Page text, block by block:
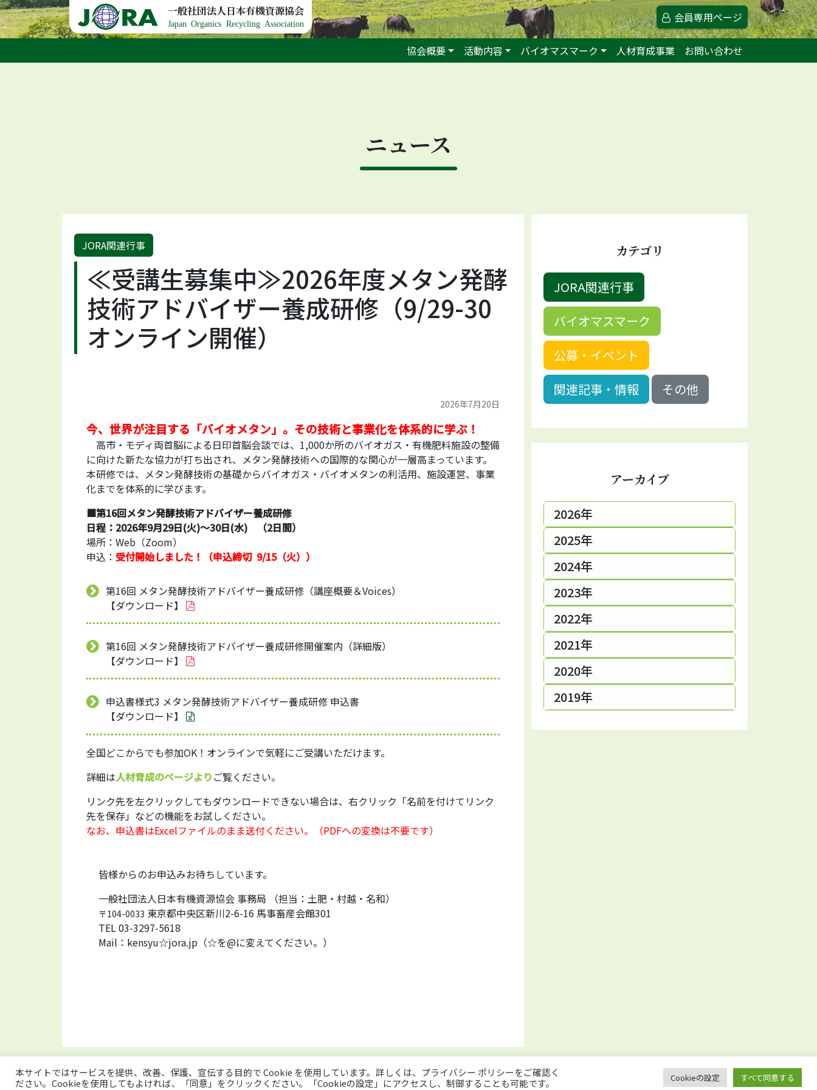
Skip to content 一般社団法人日本有機資源協会
Japan Organics Recycling Association 会員専用ページ
協会概要 活動内容 バイオマスマーク 人材育成事業 お問い合わせ
ニュース
JORA関連行事
≪受講生募集中≫2026年度メタン発酵
技術アドバイザー養成研修（9/29-30
オンライン開催）
2026年7月20日
今、世界が注目する「バイオメタン」。その技術と事業化を体系的に学ぶ！
高市・モディ両首脳による日印首脳会談では、1,000か所のバイオガス・有機肥料施設の整備
に向けた新たな協力が打ち出され、メタン発酵技術への国際的な関心が一層高まっています。
本研修では、メタン発酵技術の基礎からバイオガス・バイオメタンの利活用、施設運営、事業
化までを体系的に学びます。
■第16回メタン発酵技術アドバイザー養成研修
日程：2026年9月29日(火)～30日(水) （2日間）
場所：Web（Zoom）
申込： 受付開始しました！（申込締切 9/15（火））
第16回 メタン発酵技術アドバイザー養成研修（講座概要＆Voices）
【ダウンロード】
第16回 メタン発酵技術アドバイザー養成研修開催案内（詳細版）
【ダウンロード】
申込書様式3 メタン発酵技術アドバイザー養成研修 申込書
【ダウンロード】
全国どこからでも参加OK！オンラインで気軽にご受講いただけます。
詳細は人材育成のページよりご覧ください。
リンク先を左クリックしてもダウンロードできない場合は、右クリック「名前を付けてリンク
先を保存」などの機能をお試しください。
なお、申込書はExcelファイルのまま送付ください。（PDFへの変換は不要です）
皆様からのお申込みお待ちしています。
一般社団法人日本有機資源協会 事務局 （担当：土肥・村越・名和）
〒104-0033 東京都中央区新川2-6-16 馬事畜産会館301
TEL 03-3297-5618
Mail：kensyu☆jora.jp（☆を@に変えてください。）
カテゴリ
JORA関連行事
バイオマスマーク
公募・イベント
関連記事・情報
その他
アーカイブ
2026年
2025年
2024年
2023年
2022年
2021年
2020年
2019年
トップページ プライバシーポリシー このサイトについて Copyright © Japan Organics Recycling Association. All rights reserved.
本サイトではサービスを提供、改善、保護、宣伝する目的で Cookie を使用しています。詳しくは、プライバシー ポリシーをご確認く
ださい。Cookieを使用してもよければ、「同意」をクリックください。「Cookieの設定」にアクセスし、制御することも可能です。
Cookieの設定 すべて同意する